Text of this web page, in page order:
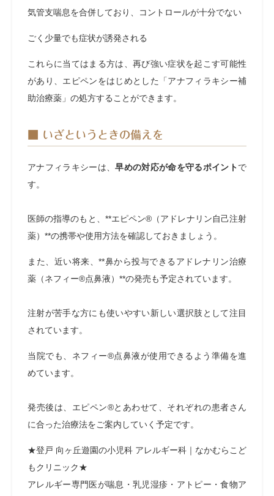
気管支喘息を合併しており、コントロールが十分でない
ごく少量でも症状が誘発される
これらに当てはまる方は、再び強い症状を起こす可能性
があり、エピペンをはじめとした「アナフィラキシー補
助治療薬」の処方することができます。
■ いざというときの備えを
アナフィラキシーは、早めの対応が命を守るポイントで
す。
医師の指導のもと、**エピペン®（アドレナリン自己注射
薬）**の携帯や使用方法を確認しておきましょう。
また、近い将来、**鼻から投与できるアドレナリン治療
薬（ネフィー®点鼻液）**の発売も予定されています。
注射が苦手な方にも使いやすい新しい選択肢として注目
されています。
当院でも、ネフィー®点鼻液が使用できるよう準備を進
めています。
発売後は、エピペン®とあわせて、それぞれの患者さん
に合った治療法をご案内していく予定です。
★登戸 向ヶ丘遊園の小児科 アレルギー科｜なかむらこど
もクリニック★
アレルギー専門医が喘息・乳児湿疹・アトピー・食物ア